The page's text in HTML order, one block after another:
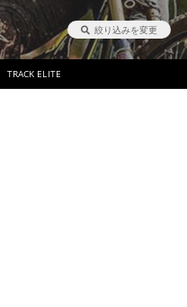
絞り込みを変更
TRACK ELITE